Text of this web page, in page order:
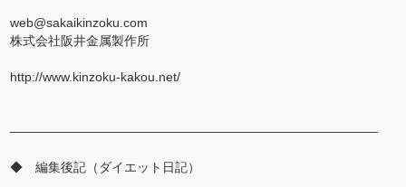
web@sakaikinzoku.com
株式会社阪井金属製作所
http://www.kinzoku-kakou.net/
―――――――――――――――――――――――――――――
◆ 編集後記（ダイエット日記）